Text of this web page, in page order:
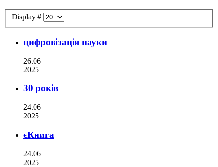
Display #
цифровізація науки
26.06
2025
30 років
24.06
2025
єКнига
24.06
2025